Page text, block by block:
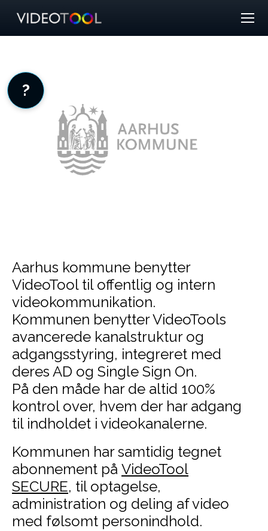
Aarhus kommune benytter
VideoTool til offentlig og intern
videokommunikation.
Kommunen benytter VideoTools
avancerede kanalstruktur og
adgangsstyring, integreret med
deres AD og Single Sign On.
På den måde har de altid 100%
kontrol over, hvem der har adgang
til indholdet i videokanalerne.
Kommunen har samtidig tegnet
abonnement på VideoTool
SECURE, til optagelse,
administration og deling af video
med følsomt personindhold.
?